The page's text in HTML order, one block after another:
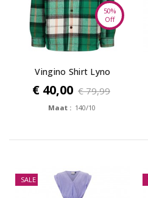
50%
Off
Vingino Shirt Lyno
€ 40,00 € 79,99
Maat : 140/10
SALE